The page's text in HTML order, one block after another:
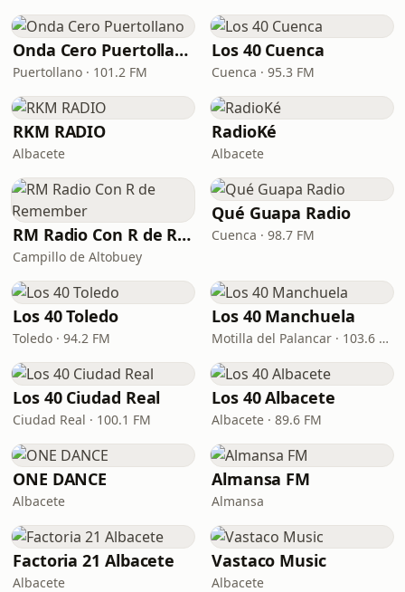
Onda Cero Puertollano
Puertollano · 101.2 FM
Los 40 Cuenca
Cuenca · 95.3 FM
RKM RADIO
Albacete
RadioKé
Albacete
RM Radio Con R de Remember
Campillo de Altobuey
Qué Guapa Radio
Cuenca · 98.7 FM
Los 40 Toledo
Toledo · 94.2 FM
Los 40 Manchuela
Motilla del Palancar · 103.6 FM
Los 40 Ciudad Real
Ciudad Real · 100.1 FM
Los 40 Albacete
Albacete · 89.6 FM
ONE DANCE
Albacete
Almansa FM
Almansa
Factoria 21 Albacete
Albacete
Vastaco Music
Albacete